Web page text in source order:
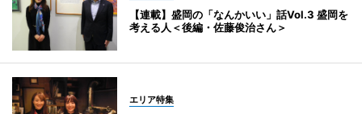
【連載】盛岡の「なんかいい」話Vol.3 盛岡を
考える人＜後編・佐藤俊治さん＞
エリア特集